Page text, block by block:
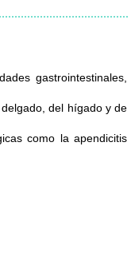
gastrointestinales,
del hígado y de
como la apendicitis